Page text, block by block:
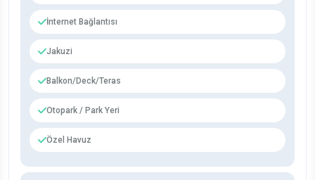
İnternet Bağlantısı
Jakuzi
Balkon/Deck/Teras
Otopark / Park Yeri
Özel Havuz